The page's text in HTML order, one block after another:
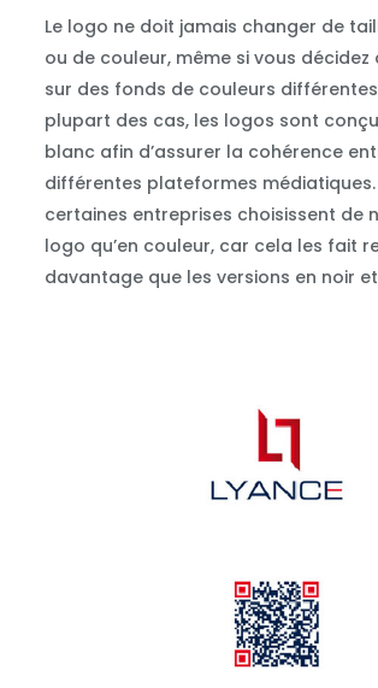
Le logo ne doit jamais changer de
ou de couleur, même si vous décidez
sur des fonds de couleurs
plupart des cas, les logos sont
blanc afin d’assurer la cohérence
différentes plateformes
certaines entreprises choisissent de
logo qu’en couleur, car cela les fait
davantage que les versions en noir